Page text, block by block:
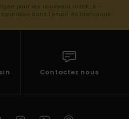
pour les nouveaux inscrits -
dans l'email de bienvenue
Contactez nous